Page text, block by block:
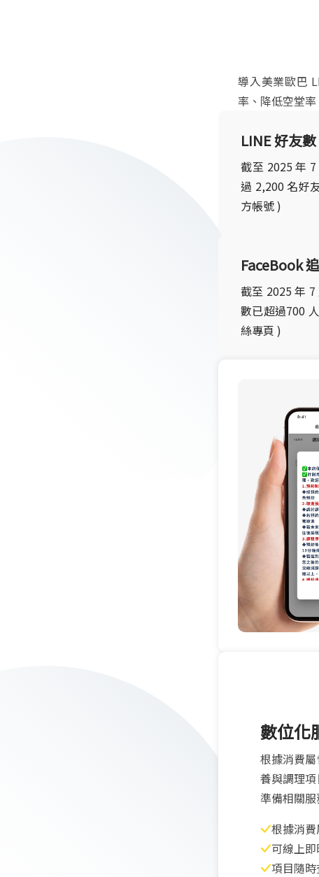
導入美業歐巴
率、降低空堂
LINE 好友數
截至 2025 年
過 2,200 名好
方帳號 )
FaceBook
截至 2025 年
數已超過700
絲專頁 )
數位化
根據消費
養與調理
準備相關服
根據消
可線上
項目隨